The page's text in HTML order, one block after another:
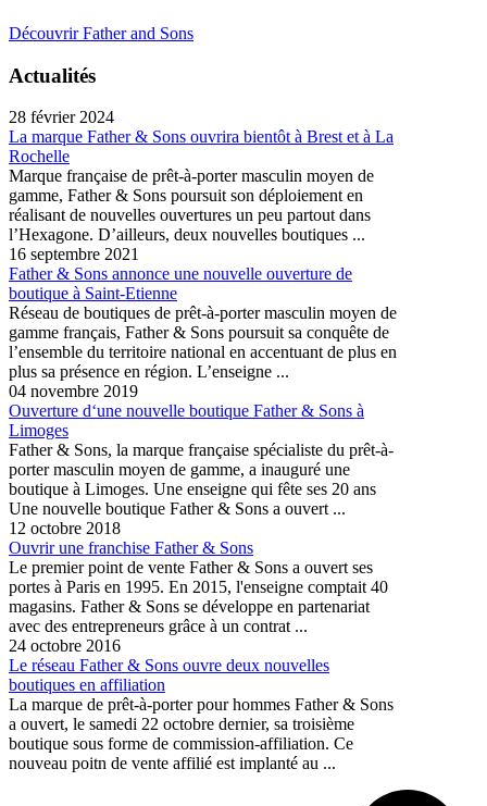
Découvrir Father and Sons
Actualités
28 février 2024
La marque Father & Sons ouvrira bientôt à Brest et à La
Rochelle
Marque française de prêt-à-porter masculin moyen de
gamme, Father & Sons poursuit son déploiement en
réalisant de nouvelles ouvertures un peu partout dans
l’Hexagone. D’ailleurs, deux nouvelles boutiques ...
16 septembre 2021
Father & Sons annonce une nouvelle ouverture de
boutique à Saint-Etienne
Réseau de boutiques de prêt-à-porter masculin moyen de
gamme français, Father & Sons poursuit sa conquête de
l’ensemble du territoire national en accentuant de plus en
plus sa présence en région. L’enseigne ...
04 novembre 2019
Ouverture d‘une nouvelle boutique Father & Sons à
Limoges
Father & Sons, la marque française spécialiste du prêt-à-
porter masculin moyen de gamme, a inauguré une
boutique à Limoges. Une enseigne qui fête ses 20 ans
Une nouvelle boutique Father & Sons a ouvert ...
12 octobre 2018
Ouvrir une franchise Father & Sons
Le premier point de vente Father & Sons a ouvert ses
portes à Paris en 1995. En 2015, l'enseigne comptait 40
magasins. Father & Sons se développe en partenariat
avec des entrepreneurs grâce à un contrat ...
24 octobre 2016
Le réseau Father & Sons ouvre deux nouvelles
boutiques en affiliation
La marque de prêt-à-porter pour hommes Father & Sons
a ouvert, le samedi 22 octobre dernier, sa troisième
boutique sous forme de commission-affiliation. Ce
nouveau poitn de vente affilié est implanté au ...